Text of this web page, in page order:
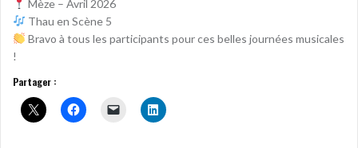
Mèze – Avril 2026
Thau en Scène 5
Bravo à tous les participants pour ces belles journées musicales
!
Partager :